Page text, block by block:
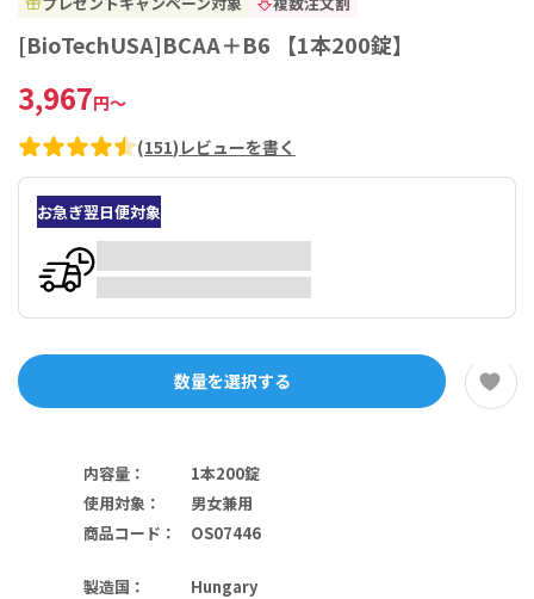
[BioTechUSA]BCAA＋B6 【1本200錠】
3,967円～
(151) レビューを書く
お急ぎ翌日便対象
数量を選択する
内容量 ：
1本200錠
使用対象 ：
男女兼用
商品コード ： OS07446
製造国 ：
Hungary